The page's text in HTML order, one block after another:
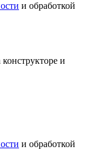
и обработкой
и
и обработкой